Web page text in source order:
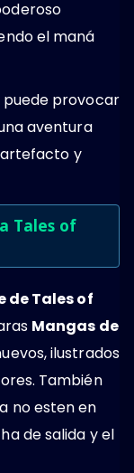
el maná
puede provocar
aventura
y
Tales of
de Tales of
Mangas de
ilustrados
También
no esten en
de salida y el